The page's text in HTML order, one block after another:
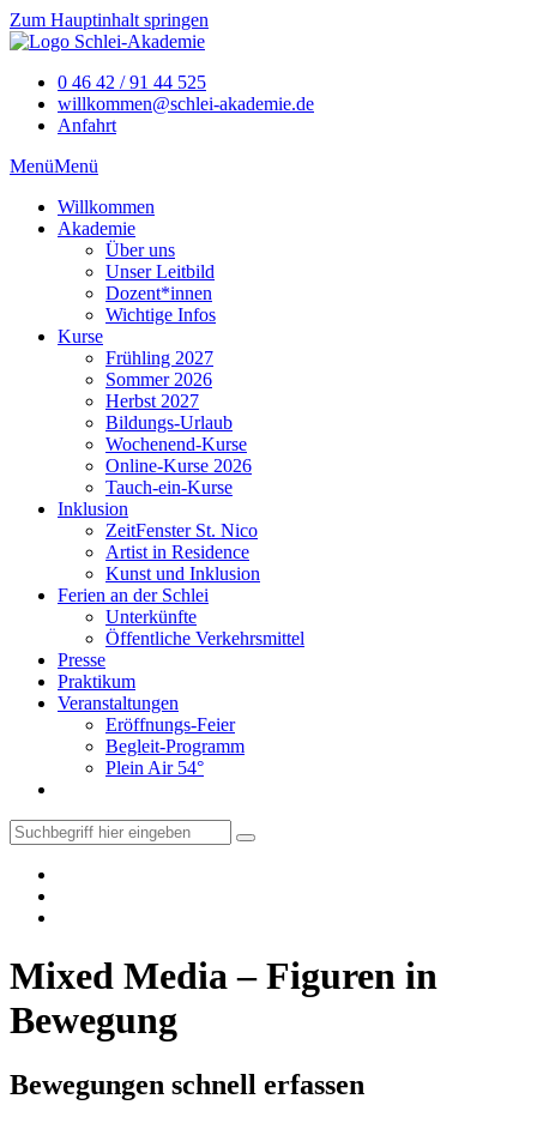
Zum Hauptinhalt springen
0 46 42 / 91 44 525
willkommen@schlei-akademie.de
Anfahrt
MenüMenü
Willkommen
Akademie
Über uns
Unser Leitbild
Dozent*innen
Wichtige Infos
Kurse
Frühling 2027
Sommer 2026
Herbst 2027
Bildungs-Urlaub
Wochenend-Kurse
Online-Kurse 2026
Tauch-ein-Kurse
Inklusion
ZeitFenster St. Nico
Artist in Residence
Kunst und Inklusion
Ferien an der Schlei
Unterkünfte
Öffentliche Verkehrsmittel
Presse
Praktikum
Veranstaltungen
Eröffnungs-Feier
Begleit-Programm
Plein Air 54°
Mixed Media – Figuren in
Bewegung
Bewegungen schnell erfassen